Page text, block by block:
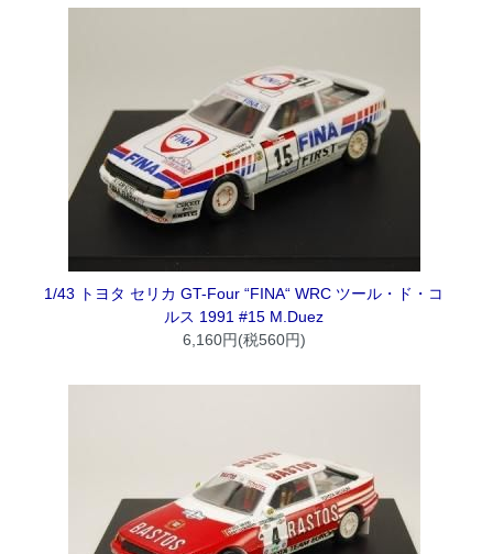
1/43 トヨタ セリカ GT-Four “FINA“ WRC ツール・ド・コ
ルス 1991 #15 M.Duez
6,160円(税560円)